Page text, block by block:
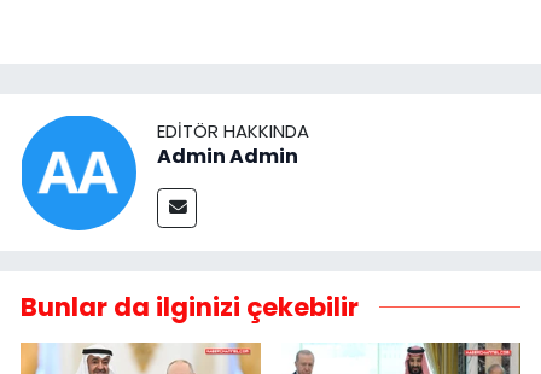
EDITÖR HAKKINDA
Admin Admin
Bunlar da ilginizi çekebilir